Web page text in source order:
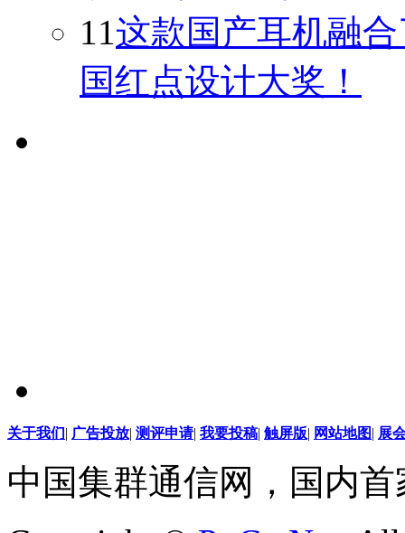
11这款国产耳机融
国红点设计大奖！
关于我们| 广告投放| 测评申请| 我要投稿| 触屏版| 网站地图| 展
中国集群通信网，国内